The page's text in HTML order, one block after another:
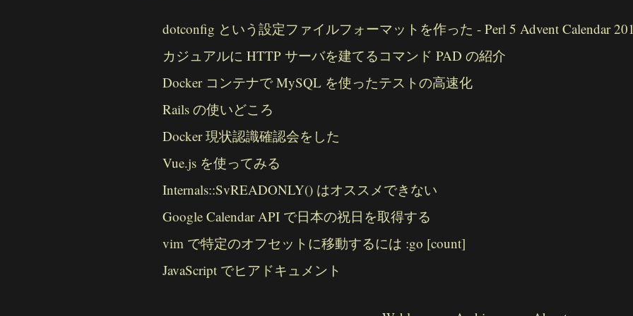
dotconfig という設定ファイルフォーマットを作った - Perl 5 Advent Calendar
カジュアルに HTTP サーバを建てるコマンド PAD の紹介
Docker コンテナで MySQL を使ったテストの高速化
Rails の使いどころ
Docker 現状認識確認会をした
Vue.js を使ってみる
Internals::SvREADONLY() はオススメできない
Google Calendar API で日本の祝日を取得する
vim で特定のオフセットに移動するには :go [count]
JavaScript でヒアドキュメント